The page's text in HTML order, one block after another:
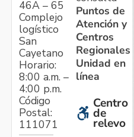
46A – 65
Complejo
logístico
San
Cayetano
Horario:
8:00 a.m. –
4:00 p.m.
Código
Postal:
111071
Puntos de
Atención y
Centros
Regionales
Unidad en
línea
Centro
de
relevo